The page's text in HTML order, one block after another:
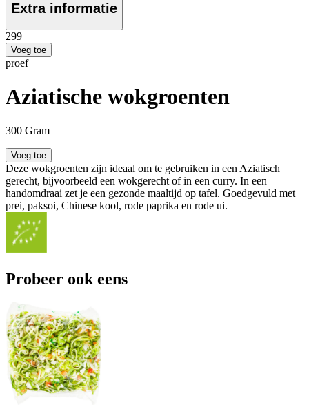
Extra informatie
299
Voeg toe
proef
Aziatische wokgroenten
300 Gram
Voeg toe
Deze wokgroenten zijn ideaal om te gebruiken in een Aziatisch
gerecht, bijvoorbeeld een wokgerecht of in een curry. In een
handomdraai zet je een gezonde maaltijd op tafel. Goedgevuld met
prei, paksoi, Chinese kool, rode paprika en rode ui.
Probeer ook eens